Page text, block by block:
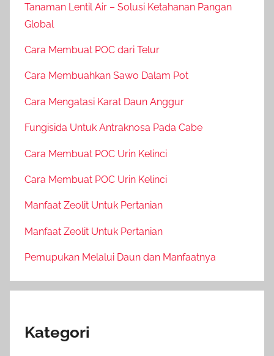
Tanaman Lentil Air – Solusi Ketahanan Pangan
Global
Cara Membuat POC dari Telur
Cara Membuahkan Sawo Dalam Pot
Cara Mengatasi Karat Daun Anggur
Fungisida Untuk Antraknosa Pada Cabe
Cara Membuat POC Urin Kelinci
Cara Membuat POC Urin Kelinci
Manfaat Zeolit Untuk Pertanian
Manfaat Zeolit Untuk Pertanian
Pemupukan Melalui Daun dan Manfaatnya
Kategori